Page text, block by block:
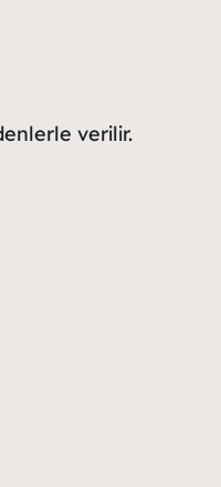
verilir.